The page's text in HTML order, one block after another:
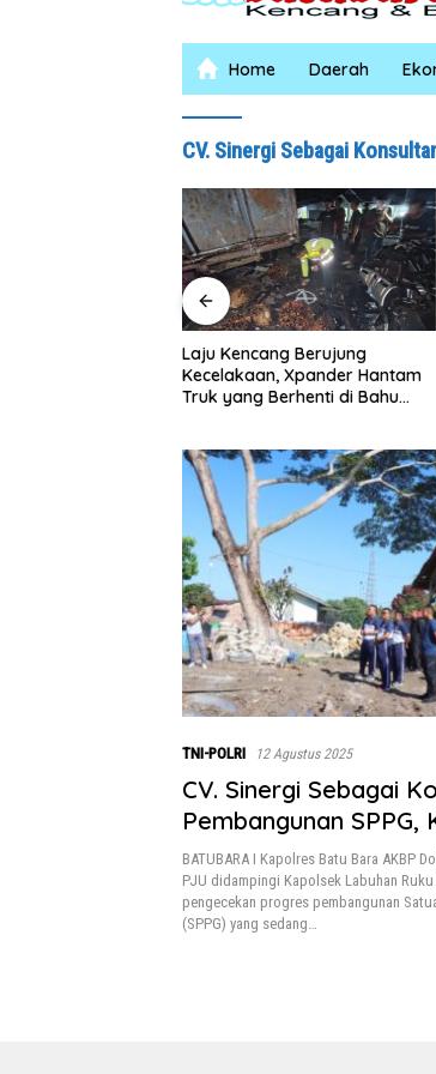
Home Daerah
CV. Sinergi Sebagai
Laju Kencang Berujung
Kecelakaan, Xpander Hantam
Truk yang Berhenti di Bahu
Kurang dari
Lima Puluh
Curas
TNI-POLRI 12 Agustus 2025
CV. Sinergi Sebagai
Pembangunan
Cek Progres di
BATUBARA I Kapolres Batu Bara AKBP
PJU didampingi Kapolsek Labuhan
pengecekan progres pembangunan
(SPPG) yang sedang…